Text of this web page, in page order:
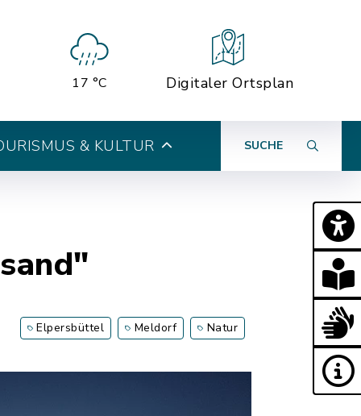
17 °C Digitaler Ortsplan
& KULTUR SUCHE
Elpersbüttel Meldorf Natur